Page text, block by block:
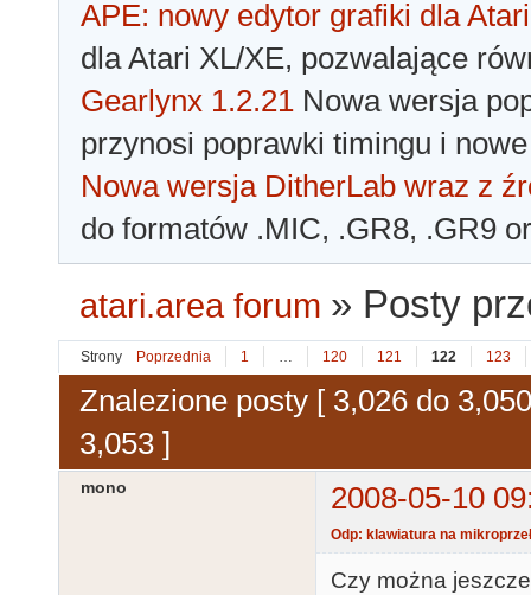
APE: nowy edytor grafiki dla Atari
dla Atari XL/XE, pozwalające
Gearlynx 1.2.21 Nowa wersja
przynosi poprawki timingu i
Nowa wersja DitherLab wraz z
do formatów .MIC, .GR8, .GR9
atari.area forum » Posty
Strony Poprzednia 1 … 120 121 122 123
Znalezione posty [ 3,026 do
3,053 ]
mono 2008-05-10
Odp: klawiatura na
Czy można